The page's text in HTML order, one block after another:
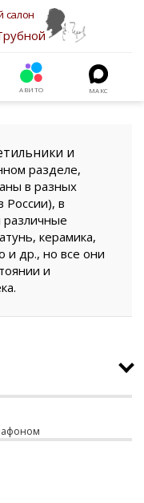
салон
АВИТО МАКС
и
разделе,
в разных
России), в
различные
керамика,
и др., но все они
и